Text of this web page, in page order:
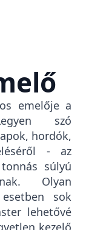
emelője a
szó
hordók,
- az
súlyú
Olyan
sok
lehetővé
kezelő